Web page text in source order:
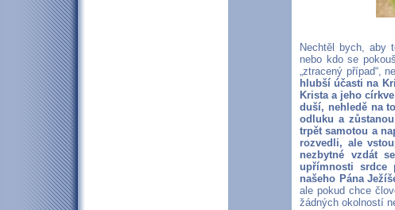
Nechtěl bych, aby
nebo kdo se
„ztracený případ“,
hlubší účasti na
Krista a jeho
duší, nehledě na
odluku a
trpět samotou a
rozvedli, ale
nezbytné vzdát
upřímnosti srdce
našeho Pána
ale pokud chce
žádných okolností